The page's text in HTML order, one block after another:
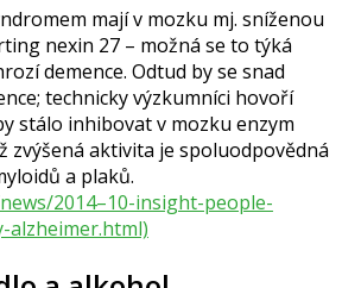
mají v mozku mj. sníženou
nexin 27 – možná se to týká
demence. Odtud by se snad
technicky výzkumníci hovoří
stálo inhibovat v mozku enzym
zvýšená aktivita je spoluodpovědná
a plaků.
2014–10-insight-people-
alzheimer.html)